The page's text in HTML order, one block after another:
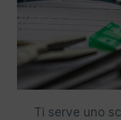
Ti serve uno